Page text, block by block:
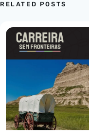
RELATED POSTS